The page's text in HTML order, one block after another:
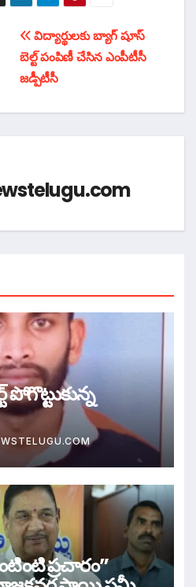
విద్యార్థులకు బ్యాగ్ షూస్
బెల్ట్ పంపిణీ చేసిన ఎంపీటీసీ
జడ్పీటీసీ
ప్రచారం”